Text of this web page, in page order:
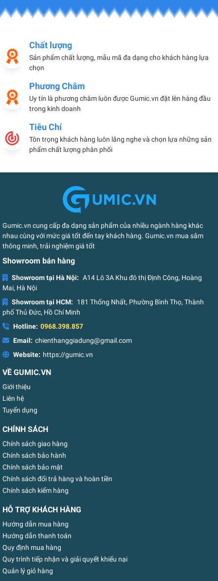
Chất lượng
Sản phẩm chất lượng, mẫu mã đa dạng cho khách hàng lựa
chọn
Phương Châm
Uy tín là phương châm luôn được Gumic.vn đặt lên hàng đầu
trong kinh doanh
Tiêu Chí
Tôn trọng khách hàng luôn lắng nghe và chọn lựa những sản
phẩm chất lượng phân phối
Gumic.vn cung cấp đa dạng sản phẩm của nhiều ngành hàng khác
nhau cùng với mức giá tốt đến tay khách hàng. Gumic.vn mua sắm
thông minh, trải nghiệm giá tốt
Showroom bán hàng
Showroom tại Hà Nội: A14 Lô 3A Khu đô thị Định Công, Hoàng
Mai, Hà Nội
Showroom tại HCM:
181 Thống Nhất, Phường Bình Thọ, Thành
phố Thủ Đức, Hồ Chí Minh
Hotline: 0968.398.857
Email: chienthanggiadung@gmail.com
Website: https://gumic.vn
VỀ GUMIC.VN
Giới thiệu
Liên hệ
Tuyển dụng
CHÍNH SÁCH
Chính sách giao hàng
Chính sách bảo hành
Chính sách bảo mật
Chính sách đổi trả hàng và hoàn tiền
Chính sách kiểm hàng
HỖ TRỢ KHÁCH HÀNG
Hướng dẫn mua hàng
Hướng dẫn thanh toán
Quy định mua hàng
Quy trình tiếp nhận và giải quyết khiếu nại
Quản lý giỏ hàng